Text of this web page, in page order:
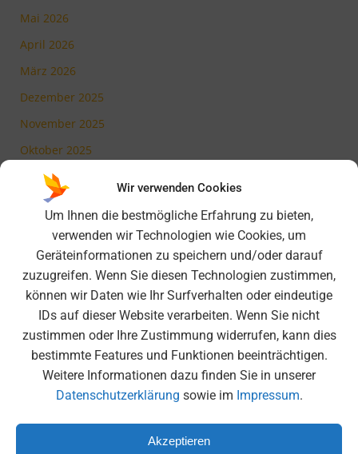
Wir verwenden Cookies
Um Ihnen die bestmögliche Erfahrung zu bieten,
verwenden wir Technologien wie Cookies, um
Geräteinformationen zu speichern und/oder darauf
zuzugreifen. Wenn Sie diesen Technologien zustimmen,
können wir Daten wie Ihr Surfverhalten oder eindeutige
IDs auf dieser Website verarbeiten. Wenn Sie nicht
zustimmen oder Ihre Zustimmung widerrufen, kann dies
bestimmte Features und Funktionen beeinträchtigen.
Weitere Informationen dazu finden Sie in unserer
Datenschutzerklärung sowie im Impressum.
Akzeptieren
Mai 2026
April 2026
März 2026
Dezember 2025
November 2025
Oktober 2025
Juli 2025
Mai 2025
März 2025
Februar 2025
November 2024
Oktober 2024
September 2024
Juli 2024
Juni 2024